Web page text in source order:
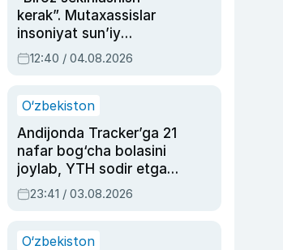
kerak”. Mutaxassislar
insoniyat sun’iy
intellektni boshqara
olmay qolishidan xavotir
12:40 / 04.08.2026
O‘zbekiston
Andijonda Tracker’ga 21
nafar bog‘cha bolasini
joylab, YTH sodir etgan
ayolga sud hukmi o‘qildi
23:41 / 03.08.2026
O‘zbekiston